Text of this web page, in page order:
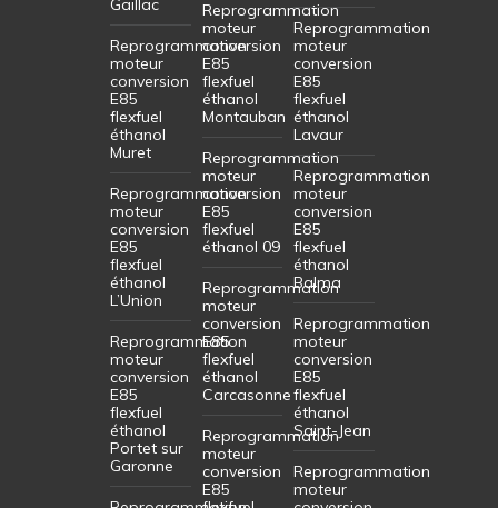
Gaillac
Reprogrammation
moteur
conversion
E85
flexfuel
éthanol
Muret
Reprogrammation
moteur
conversion
E85
flexfuel
éthanol
L’Union
Reprogrammation
moteur
conversion
E85
flexfuel
éthanol
Portet sur
Garonne
Reprogrammation
moteur
conversion
E85
flexfuel
éthanol
Montauban
Reprogrammation
moteur
conversion
E85
flexfuel
éthanol 09
Reprogrammation
moteur
conversion
E85
flexfuel
éthanol
Carcasonne
Reprogrammation
moteur
conversion
E85
Reprogrammation
moteur
conversion
E85
flexfuel
éthanol
Lavaur
Reprogrammation
moteur
conversion
E85
flexfuel
éthanol
Balma
Reprogrammation
moteur
conversion
E85
flexfuel
éthanol
Saint-Jean
Reprogrammation
moteur